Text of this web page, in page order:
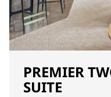
PREMIER
SUITE